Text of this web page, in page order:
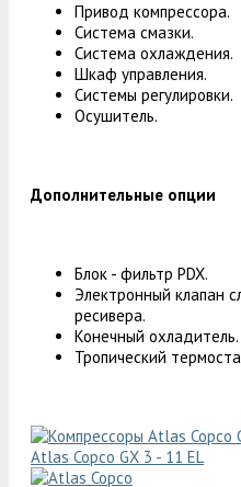
Привод компрессора.
Система смазки.
Система охлаждения.
Шкаф управления.
Системы регулировки.
Осушитель.
Дополнительные опции
Блок - фильтр PDX.
Электронный клапан
ресивера.
Конечный охладитель.
Тропический
Atlas Copco GX 3 - 11 EL